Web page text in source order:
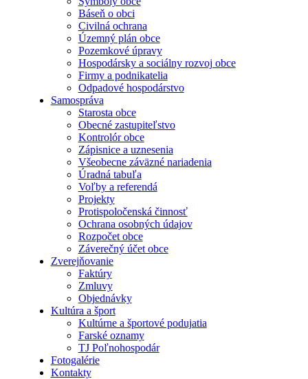
Báseň o obci
Civilná ochrana
Územný plán obce
Pozemkové úpravy
Hospodársky a sociálny rozvoj obce
Firmy a podnikatelia
Odpadové hospodárstvo
Samospráva
Starosta obce
Obecné zastupiteľstvo
Kontrolór obce
Zápisnice a uznesenia
Všeobecne záväzné nariadenia
Úradná tabuľa
Voľby a referendá
Projekty
Protispoločenská činnosť
Ochrana osobných údajov
Rozpočet obce
Záverečný účet obce
Zverejňovanie
Faktúry
Zmluvy
Objednávky
Kultúra a šport
Kultúrne a športové podujatia
Farské oznamy
TJ Poľnohospodár
Fotogalérie
Kontakty